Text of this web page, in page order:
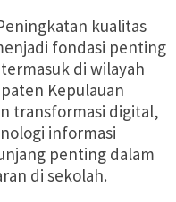
kualitas
fondasi penting
di wilayah
Kepulauan
transformasi digital,
informasi
penting dalam
di sekolah.